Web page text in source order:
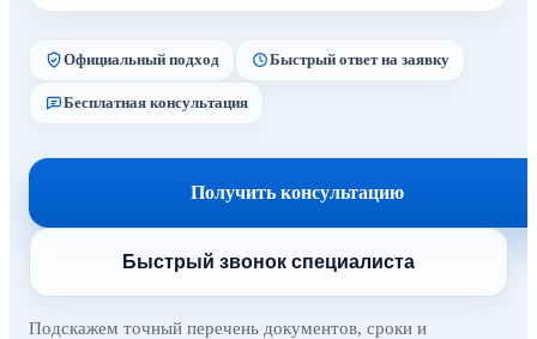
Официальный подход Быстрый ответ на заявку
Бесплатная консультация
Получить консультацию
Быстрый звонок специалиста
Подскажем точный перечень документов, сроки и